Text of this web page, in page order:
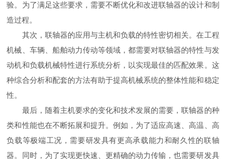
验。为了满足这些要求，需要不断优化和改进联轴器的设计和制
造过程。
其次，联轴器的应用与主机和负载的特性密切相关。在工程
机械、车辆、船舶动力传动等领域，都需要对联轴器的特性与发
动机和负载机械特性进行系统分析，以实现最佳的匹配效果。这
种综合分析和配套的方法有助于提高机械系统的整体性能和稳定
性。
最后，随着主机要求的变化和技术发展的需要，联轴器的种
类和性能也在不断拓展和提升。例如，为了适应高速、高温、高
负载等极端工况，需要研发具有更高承载能力和耐久性的联轴
器。同时，为了实现更快速、更精确的动力传输，也需要研发具